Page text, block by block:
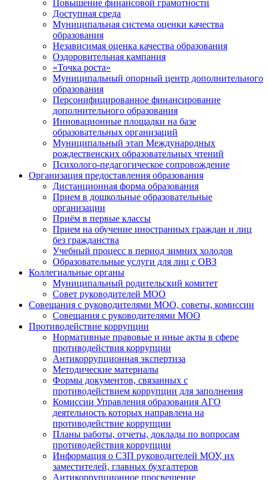
Повышение финансовой грамотности
Доступная среда
Муниципальная система оценки качества
образования
Независимая оценка качества образования
Оздоровительная кампания
«Точка роста»
Муниципальный опорный центр дополнительного
образования
Персонифицированное финансирование
дополнительного образования
Инновационные площадки на базе
образовательных организаций
Муниципальный этап Международных
рождественских образовательных чтений
Психолого-педагогическое сопровождение
Организация предоставления образования
Дистанционная форма образования
Прием в дошкольные образовательные
организации
Приём в первые классы
Прием на обучение иностранных граждан и лиц
без гражданства
Учебный процесс в период зимних холодов
Образовательные услуги для лиц с ОВЗ
Коллегиальные органы
Муниципальный родительский комитет
Совет руководителей МОО
Совещания с руководителями МОО, советы, комиссии
Совещания с руководителями МОО
Противодействие коррупции
Нормативные правовые и иные акты в сфере
противодействия коррупции
Антикоррупционная экспертиза
Методические материалы
Формы документов, связанных с
противодействием коррупции для заполнения
Комиссии Управления образования АГО
деятельность которых направлена на
противодействие коррупции
Планы работы, отчеты, доклады по вопросам
противодействия коррупции
Информация о СЗП руководителей МОУ, их
заместителей, главных бухгалтеров
Антикоррупционное просвещение